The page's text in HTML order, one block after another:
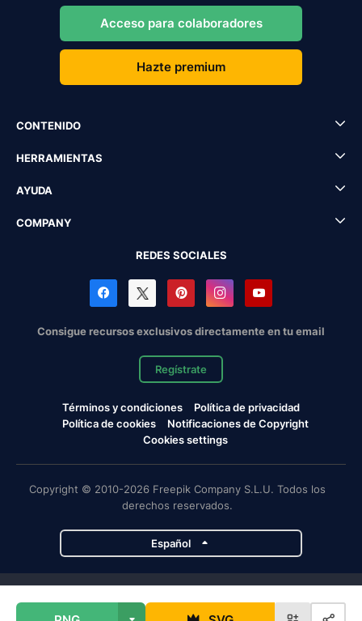
Acceso para colaboradores
Hazte premium
CONTENIDO
HERRAMIENTAS
AYUDA
COMPANY
REDES SOCIALES
Consigue recursos exclusivos directamente en tu email
Regístrate
Términos y condiciones
Política de privacidad
Política de cookies
Notificaciones de Copyright
Cookies settings
Copyright © 2010-2026 Freepik Company S.L.U. Todos los
derechos reservados.
Español